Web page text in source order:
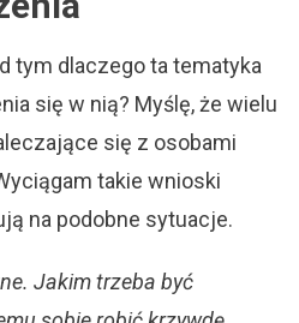
tym dlaczego ta tematyka
się w nią? Myślę, że wielu
się z osobami
takie wnioski
na podobne sytuacje.
Jakim trzeba być